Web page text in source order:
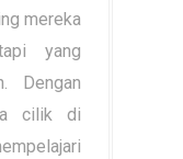
mereka
yang
Dengan
cilik di